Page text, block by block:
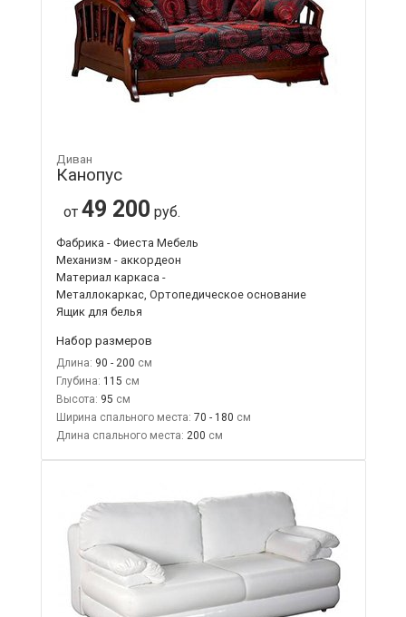
Диван
Канопус
от 49 200 руб.
Фабрика - Фиеста Мебель
Механизм - аккордеон
Материал каркаса -
Металлокаркас, Ортопедическое основание
Ящик для белья
Набор размеров
Длина: 90 - 200
Глубина: 115
Высота: 95
Ширина спального места: 70 - 180
Длина спального места: 200